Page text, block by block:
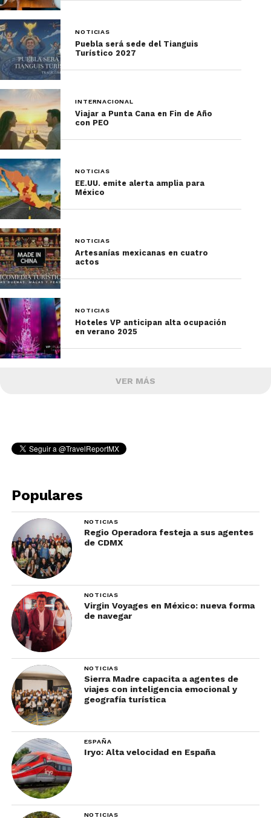
NOTICIAS
Puebla será sede del Tianguis
Turístico 2027
INTERNACIONAL
Viajar a Punta Cana en Fin de Año
con PEO
NOTICIAS
EE.UU. emite alerta amplia para
México
NOTICIAS
Artesanías mexicanas en cuatro
actos
NOTICIAS
Hoteles VP anticipan alta ocupación
en verano 2025
VER MÁS
Populares
NOTICIAS
Regio Operadora festeja a sus agentes
de CDMX
NOTICIAS
Virgin Voyages en México: nueva forma
de navegar
NOTICIAS
Sierra Madre capacita a agentes de
viajes con inteligencia emocional y
geografía turística
ESPAÑA
Iryo: Alta velocidad en España
NOTICIAS